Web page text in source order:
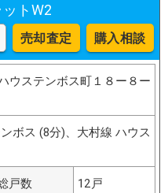
トW2
売却査定 購入相談
ウステンボス町１８ー８ー
ボス (8分)、大村線 ハウス
戸数 12戸